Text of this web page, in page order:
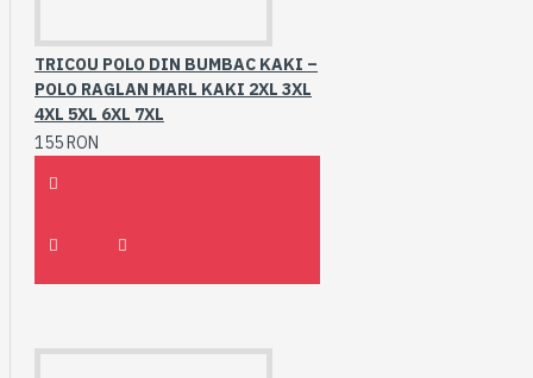
TRICOU POLO DIN BUMBAC KAKI –
POLO RAGLAN MARL KAKI 2XL 3XL
4XL 5XL 6XL 7XL
155 RON